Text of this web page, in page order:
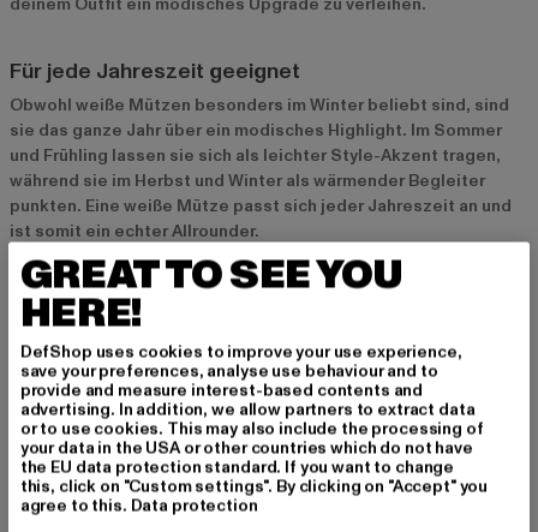
Für jede Jahreszeit geeignet
Obwohl weiße Mützen besonders im Winter beliebt sind, sind
sie das ganze Jahr über ein modisches Highlight. Im Sommer
und Frühling lassen sie sich als leichter Style-Akzent tragen,
während sie im Herbst und Winter als wärmender Begleiter
punkten. Eine weiße Mütze passt sich jeder Jahreszeit an und
ist somit ein echter Allrounder.
Beliebte Modelle und Materialien bei weißen
Mützen
Beanies für einen entspannten Look
Beanies in Weiß sind besonders beliebt und lassen sich leicht
zu lässigen Outfits kombinieren. Sie passen zu fast jedem Look
und verleihen deinem Outfit einen entspannten, urbanen Style.
Ob als lockere Beanie oder eng anliegend – weiße Beanies sind
ideal für einen unkomplizierten Alltagslook.
GREAT TO SEE YOU
HERE!
DefShop uses cookies to improve your use experience,
save your preferences, analyse use behaviour and to
provide and measure interest-based contents and
advertising. In addition, we allow partners to extract data
or to use cookies. This may also include the processing of
your data in the USA or other countries which do not have
the EU data protection standard. If you want to change
this, click on "Custom settings". By clicking on "Accept" you
agree to this. Data protection